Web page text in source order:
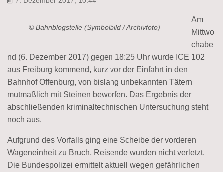
© Bahnblogstelle (Symbolbild / Archivfoto)
Am
Mittwo
chabe
nd (6. Dezember 2017) gegen 18:25 Uhr wurde ICE 102
aus Freiburg kommend, kurz vor der Einfahrt in den
Bahnhof Offenburg, von bislang unbekannten Tätern
mutmaßlich mit Steinen beworfen. Das Ergebnis der
abschließenden kriminaltechnischen Untersuchung steht
noch aus.
Aufgrund des Vorfalls ging eine Scheibe der vorderen
Wageneinheit zu Bruch, Reisende wurden nicht verletzt.
Die Bundespolizei ermittelt aktuell wegen gefährlichen